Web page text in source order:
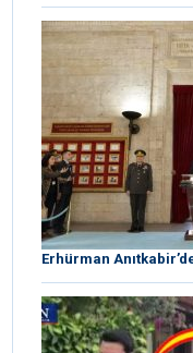
Erhürman